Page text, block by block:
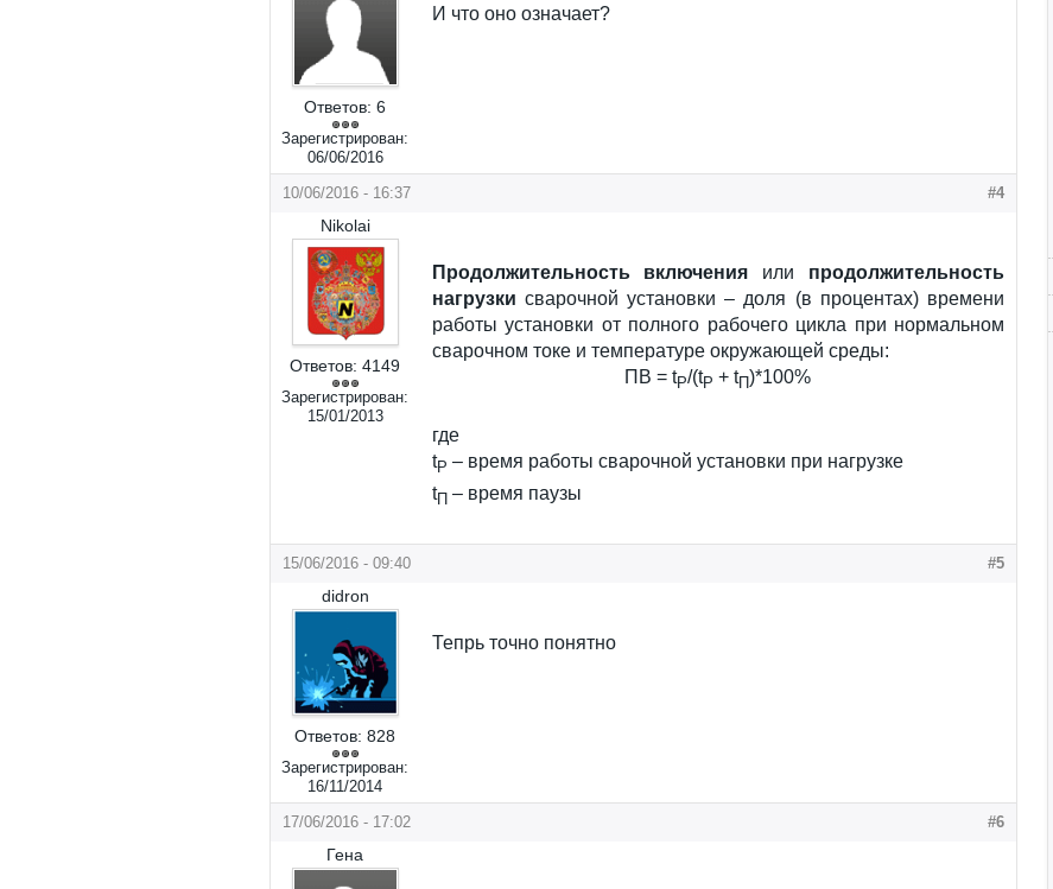
Ответов: 6
Зарегистрирован:
06/06/2016
И что оно означает?
10/06/2016 - 16:37 #4
Nikolai
Ответов: 4149
Зарегистрирован:
15/01/2013
Продолжительность включения или продолжительность
нагрузки сварочной установки – доля (в процентах) времени
работы установки от полного рабочего цикла при нормальном
сварочном токе и температуре окружающей среды:
ПВ = tР/(tР + tП)*100%
где
tР – время работы сварочной установки при нагрузке
tП– время паузы
15/06/2016 - 09:40 #5
didron
Ответов: 828
Зарегистрирован:
16/11/2014
Тепрь точно понятно
17/06/2016 - 17:02 #6
Гена